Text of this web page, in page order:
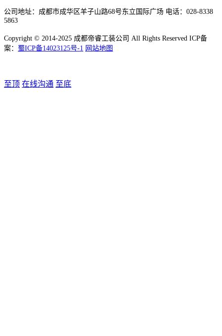
公司地址：成都市成华区羊子山路68号东立国际广场 电话：028-8338
5863
Copyright © 2014-2025 成都帝睿工装公司 All Rights Reserved ICP备
案： 蜀ICP备14023125号-1 网站地图
至顶 在线沟通 至底